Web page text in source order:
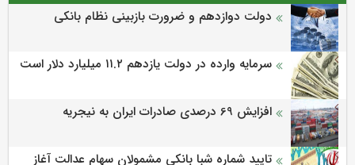
دولت دوازدهم و ضرورت بازبینی نظام بانکی
سرمایه وارده در دولت یازدهم ۱۱.۲ میلیارد دلار است
افزایش 69 درصدی صادرات ایران به نیجریه
تایید شماره شبا بانکی مشمولان سهام عدالت آغاز